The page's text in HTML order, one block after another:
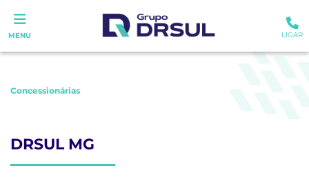
MENU LIGAR
Concessionárias
DRSUL MG